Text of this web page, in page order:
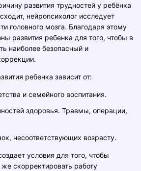
развития трудностей у ребёнка
нейропсихолог исследует
головного мозга. Благодаря этому
развития ребенка для того, чтобы в
наиболее безопасный и
ребенка зависит от:
и семейного воспитания.
здоровья. Травмы, операции,
несоответствующих возрасту.
условия для того, чтобы
скорректировать работу